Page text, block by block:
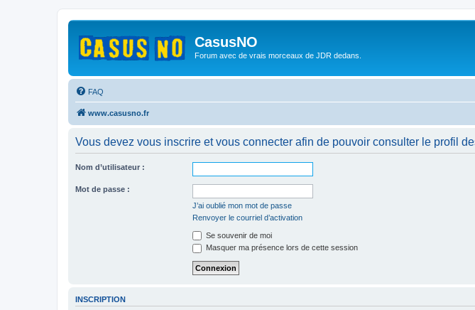
CasusNO
Forum avec de vrais morceaux de JDR dedans.
FAQ
www.casusno.fr
Vous devez vous inscrire et vous connecter afin de pouvoir consulter le profil
Nom d’utilisateur :
Mot de passe :
J’ai oublié mon mot de passe
Renvoyer le courriel d’activation
Se souvenir de moi
Masquer ma présence lors de cette session
INSCRIPTION